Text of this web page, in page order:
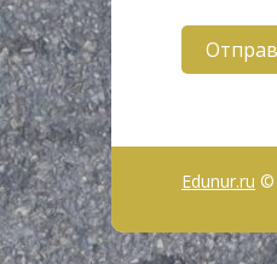
Edunur.ru ©